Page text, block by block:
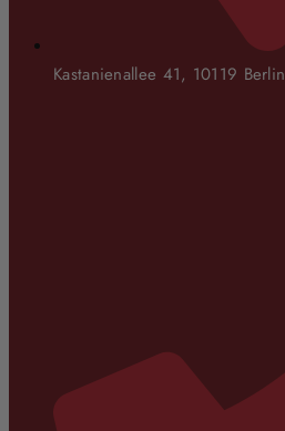
Kastanienallee 41, 10119 Berlin